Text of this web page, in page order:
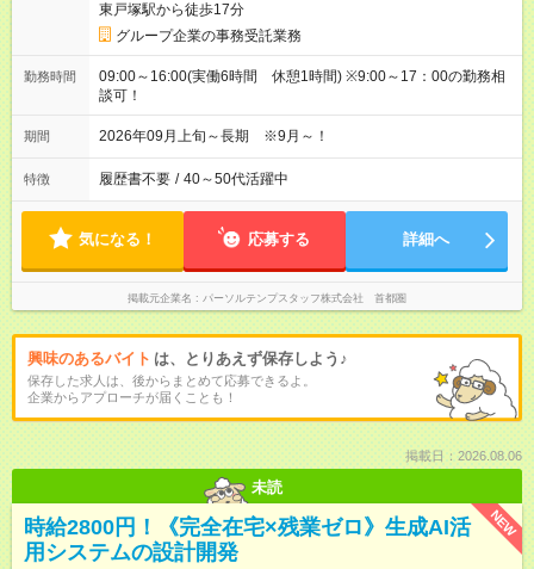
東戸塚駅から徒歩17分
グループ企業の事務受託業務
勤務時間
09:00～16:00(実働6時間 休憩1時間) ※9:00～17：00の勤務相
談可！
期間 2026年09月上旬～長期 ※9月～！
特徴 履歴書不要 / 40～50代活躍中
気になる！ 応募する 詳細へ
掲載元企業名 パーソルテンプスタッフ株式会社 首都圏
興味のあるバイト は、とりあえず保存しよう♪
保存した求人は、後からまとめて応募できるよ。
企業からアプローチが届くことも！
掲載日：2026.08.06
未読
NEW
時給2800円！《完全在宅×残業ゼロ》生成AI活
用システムの設計開発